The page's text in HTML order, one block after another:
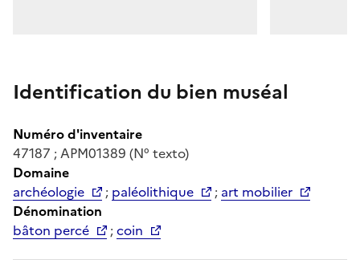
Identification du bien muséal
Numéro d'inventaire
47187 ; APM01389 (N° texto)
Domaine
archéologie
; paléolithique ; art mobilier
Dénomination
bâton percé
;coin